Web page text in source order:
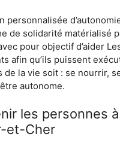
personnalisée
de solidarité matérialisé
pour objectif d’aider
afin qu’ils puissent
de la vie soit : se nourrir,
autonome.
les personnes
et-Cher